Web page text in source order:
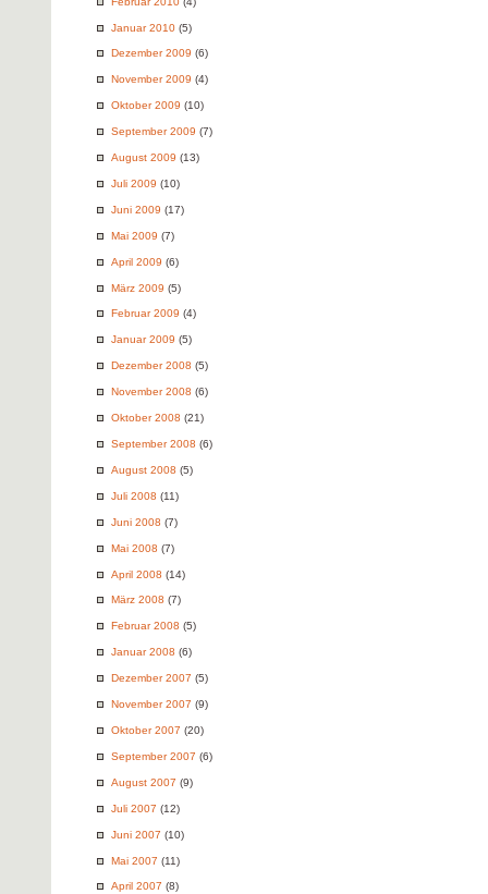
Januar 2010 (5)
Dezember 2009 (6)
November 2009 (4)
Oktober 2009 (10)
September 2009 (7)
August 2009 (13)
Juli 2009 (10)
Juni 2009 (17)
Mai 2009 (7)
April 2009 (6)
März 2009 (5)
Februar 2009 (4)
Januar 2009 (5)
Dezember 2008 (5)
November 2008 (6)
Oktober 2008 (21)
September 2008 (6)
August 2008 (5)
Juli 2008 (11)
Juni 2008 (7)
Mai 2008 (7)
April 2008 (14)
März 2008 (7)
Februar 2008 (5)
Januar 2008 (6)
Dezember 2007 (5)
November 2007 (9)
Oktober 2007 (20)
September 2007 (6)
August 2007 (9)
Juli 2007 (12)
Juni 2007 (10)
Mai 2007 (11)
April 2007 (8)